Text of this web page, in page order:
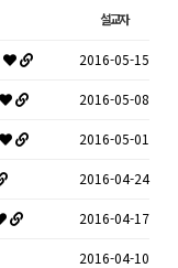
설교자
2016-05-15
2016-05-08
2016-05-01
2016-04-24
2016-04-17
2016-04-10